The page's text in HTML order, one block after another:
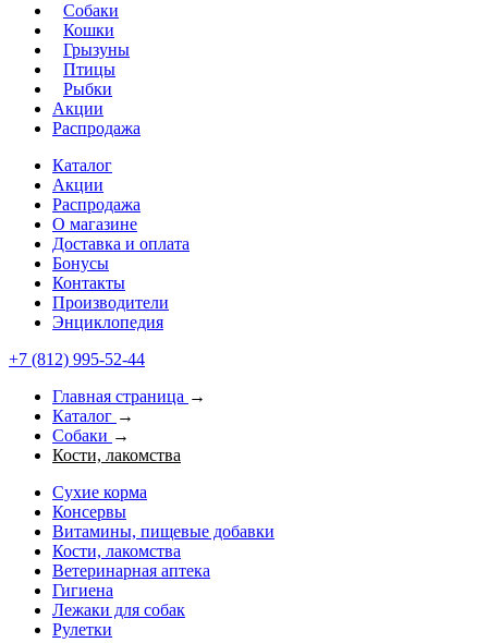
Собаки
Кошки
Грызуны
Птицы
Рыбки
Акции
Распродажа
Каталог
Акции
Распродажа
О магазине
Доставка и оплата
Бонусы
Контакты
Производители
Энциклопедия
+7 (812) 995-52-44
Главная страница →
Каталог →
Собаки →
Кости, лакомства
Сухие корма
Консервы
Витамины, пищевые добавки
Кости, лакомства
Ветеринарная аптека
Гигиена
Лежаки для собак
Рулетки